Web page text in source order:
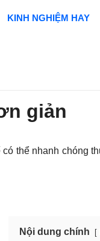
KINH NGHIỆM HAY
giản
thể nhanh chóng
Nội dung chính